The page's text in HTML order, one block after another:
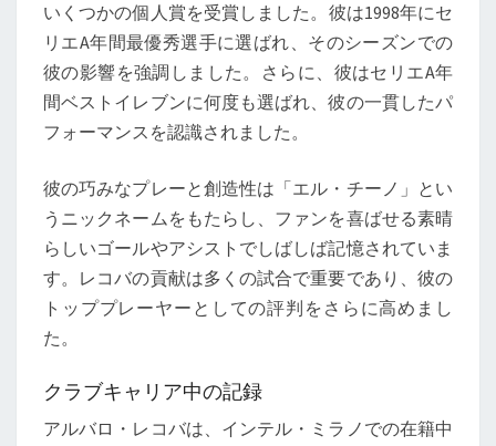
いくつかの個人賞を受賞しました。彼は1998年にセ
リエA年間最優秀選手に選ばれ、そのシーズンでの
彼の影響を強調しました。さらに、彼はセリエA年
間ベストイレブンに何度も選ばれ、彼の一貫したパ
フォーマンスを認識されました。
彼の巧みなプレーと創造性は「エル・チーノ」とい
うニックネームをもたらし、ファンを喜ばせる素晴
らしいゴールやアシストでしばしば記憶されていま
す。レコバの貢献は多くの試合で重要であり、彼の
トッププレーヤーとしての評判をさらに高めまし
た。
クラブキャリア中の記録
アルバロ・レコバは、インテル・ミラノでの在籍中